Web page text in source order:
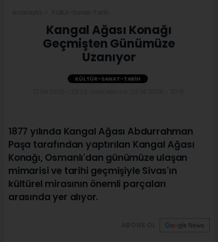
Kangal Ağası Konağı
Geçmişten Günümüze
Uzanıyor
KÜLTÜR-SANAT-TARIH
1877 yılında Kangal Ağası Abdurrahman
Paşa tarafından yaptırılan Kangal Ağası
Konağı, Osmanlı'dan günümüze ulaşan
mimarisi ve tarihi geçmişiyle Sivas'ın
kültürel mirasının önemli parçaları
arasında yer alıyor.